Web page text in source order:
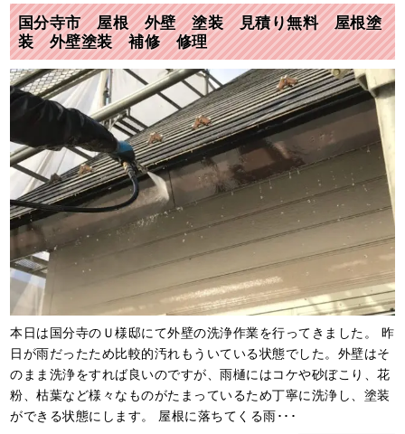
国分寺市 屋根 外壁 塗装 見積り無料 屋根塗
装 外壁塗装 補修 修理
本日は国分寺のＵ様邸にて外壁の洗浄作業を行ってきました。 昨
日が雨だったため比較的汚れもういている状態でした。外壁はそ
のまま洗浄をすれば良いのですが、雨樋にはコケや砂ぼこり、花
粉、枯葉など様々なものがたまっているため丁寧に洗浄し、塗装
ができる状態にします。 屋根に落ちてくる雨･･･